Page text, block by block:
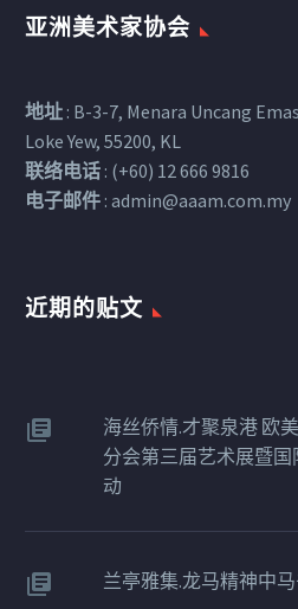
亚洲美术家协会
地址 : B-3-7, Menara Uncang
Loke Yew, 55200, KL
联络电话 : (+60) 12 666 9816
电子邮件 : admin@aaam.com.my
近期的贴文​
海丝侨情.才聚泉港 欧
分会第三届艺术展暨
动
兰亭雅集.龙马精神中